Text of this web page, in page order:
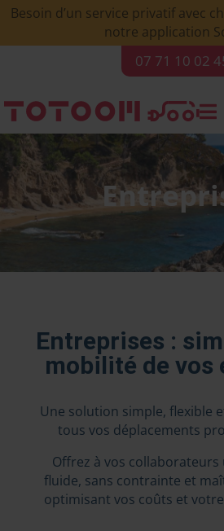
Besoin d’un service privatif avec
notre application
07 71 10 02

Entreprises :
mobilité de vos
Une solution simple, flexible
tous vos déplacements
Offrez à vos
fluide, sans contrainte et
optimisant vos coûts et